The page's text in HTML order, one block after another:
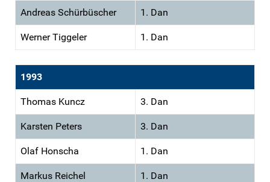
Andreas Schürbüscher 1. Dan
Werner Tiggeler 1. Dan
1993
Thomas Kuncz 3. Dan
Karsten Peters 3. Dan
Olaf Honscha 1. Dan
Markus Reichel 1. Dan